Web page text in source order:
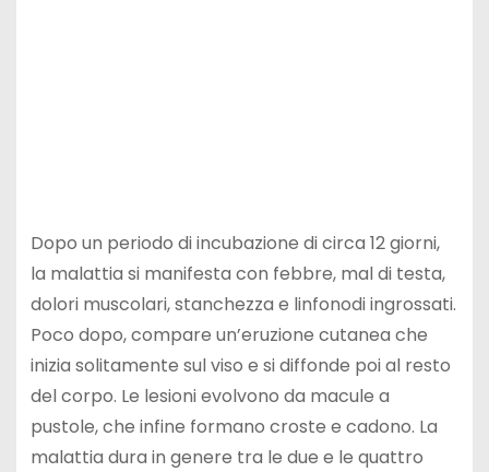
Dopo un periodo di incubazione di circa 12 giorni,
la malattia si manifesta con febbre, mal di testa,
dolori muscolari, stanchezza e linfonodi ingrossati.
Poco dopo, compare un’eruzione cutanea che
inizia solitamente sul viso e si diffonde poi al resto
del corpo. Le lesioni evolvono da macule a
pustole, che infine formano croste e cadono. La
malattia dura in genere tra le due e le quattro